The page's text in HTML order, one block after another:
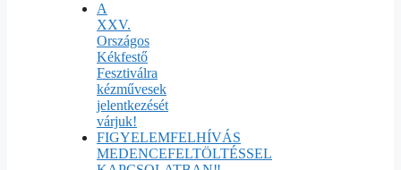
A
XXV.
Országos
Kékfestő
Fesztiválra
kézművesek
jelentkezését
várjuk!
FIGYELEMFELHÍVÁS
MEDENCEFELTÖLTÉSSEL